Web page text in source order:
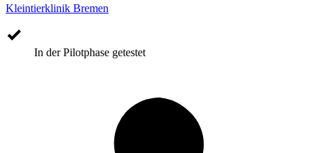
Kleintierklinik Bremen
In der Pilotphase getestet